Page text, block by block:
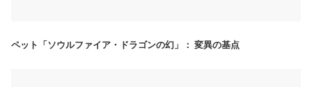
ペット「ソウルファイア・ドラゴンの幻」： 変異の基点